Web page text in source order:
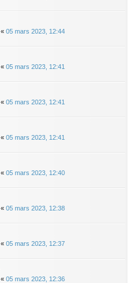
« 05 mars 2023, 12:44
« 05 mars 2023, 12:41
« 05 mars 2023, 12:41
« 05 mars 2023, 12:41
« 05 mars 2023, 12:40
« 05 mars 2023, 12:38
« 05 mars 2023, 12:37
« 05 mars 2023, 12:36